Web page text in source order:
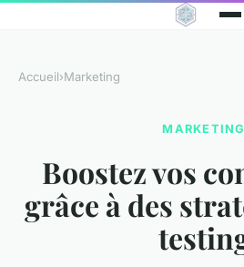
Accueil›Marketing
MARKETING
Boostez vos
grâce à des